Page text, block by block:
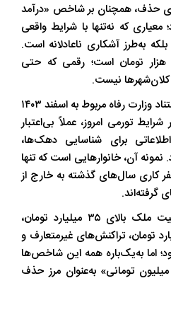
حذف، همچنان بر شاخص «درآمد
معیاری که نه‌تنها با شرایط واقعی
به‌طرز آشکاری ناعادلانه است.
این رقم معادل روزانه ۳۳۳ هزار تومان است؛ رقمی که حتی
نیست.
افزون بر این، داده‌های مورد استناد وزارت رفاه مربوط به اسفند ۱۴۰۳
تورمی امروز، عملاً بی‌اعتبار
برای شناسایی دهک‌ها،
آن، خانوارهایی است که تنها
کاری سال‌های گذشته به خارج از
گرفته‌اند.
پیش‌تر معیارهایی مانند مالکیت ملک بالای ۳۵ میلیارد تومان،
بیش از ۳ میلیارد تومان، تراکنش‌های غیرمتعارف و
اما به‌یک‌باره همه این شاخص‌ها
کنار گذاشته شد و «درآمد ۱۰ میلیون تومانی» به‌عنوان مرز حذف